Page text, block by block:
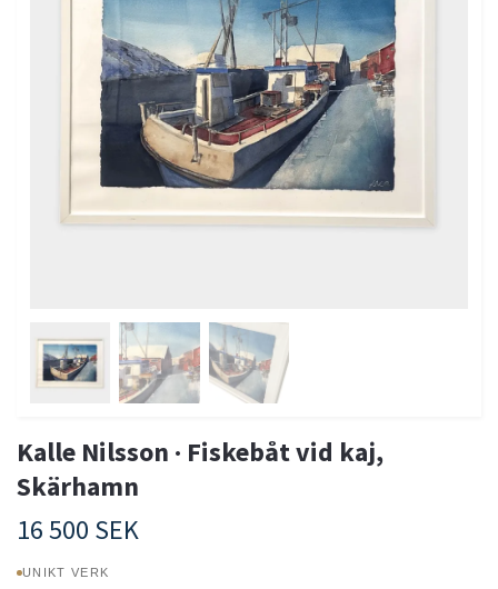
Kalle Nilsson · Fiskebåt vid kaj,
Skärhamn
16 500 SEK
UNIKT VERK